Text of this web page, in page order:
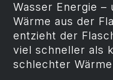
Wasser Energie –
Wärme aus der
entzieht der
viel schneller als
schlechter